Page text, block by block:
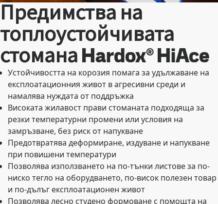
Предимства на
топлоустойчивата
стомана Hardox® HiAce
Устойчивостта на корозия помага за удължаване на
експлоатационния живот в агресивни среди и
намалява нуждата от поддръжка
Високата жилавост прави стоманата подходяща за
резки температурни промени или условия на
замръзване, без риск от напукване
Предотвратява деформиране, издуване и напукване
при повишени температури
Позволява използването на по-тънки листове за по-
ниско тегло на оборудването, по-висок полезен товар
и по-дълъг експлоатационен живот
Позволява лесно студено формоване с помощта на